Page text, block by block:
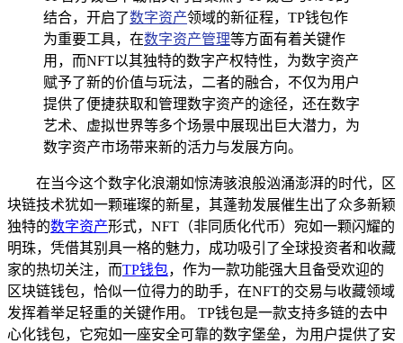
结合，开启了数字资产领域的新征程，TP钱包作
为重要工具，在数字资产管理等方面有着关键作
用，而NFT以其独特的数字产权特性，为数字资产
赋予了新的价值与玩法，二者的融合，不仅为用户
提供了便捷获取和管理数字资产的途径，还在数字
艺术、虚拟世界等多个场景中展现出巨大潜力，为
数字资产市场带来新的活力与发展方向。
在当今这个数字化浪潮如惊涛骇浪般汹涌澎湃的时代，区
块链技术犹如一颗璀璨的新星，其蓬勃发展催生出了众多新颖
独特的数字资产形式，NFT（非同质化代币）宛如一颗闪耀的
明珠，凭借其别具一格的魅力，成功吸引了全球投资者和收藏
家的热切关注，而TP钱包，作为一款功能强大且备受欢迎的
区块链钱包，恰似一位得力的助手，在NFT的交易与收藏领域
发挥着举足轻重的关键作用。 TP钱包是一款支持多链的去中
心化钱包，它宛如一座安全可靠的数字堡垒，为用户提供了安